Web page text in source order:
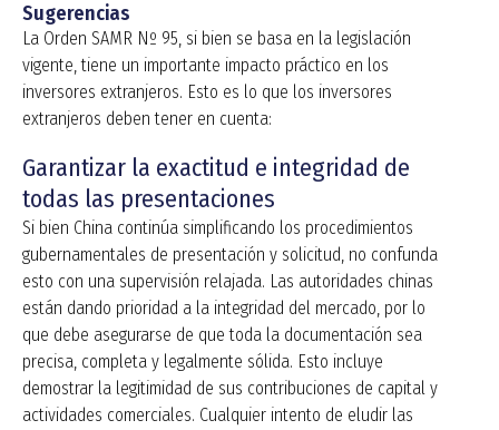
Sugerencias
La Orden SAMR Nº 95, si bien se basa en la legislación
vigente, tiene un importante impacto práctico en los
inversores extranjeros. Esto es lo que los inversores
extranjeros deben tener en cuenta:
Garantizar la exactitud e integridad de
todas las presentaciones
Si bien China continúa simplificando los procedimientos
gubernamentales de presentación y solicitud, no confunda
esto con una supervisión relajada. Las autoridades chinas
están dando prioridad a la integridad del mercado, por lo
que debe asegurarse de que toda la documentación sea
precisa, completa y legalmente sólida. Esto incluye
demostrar la legitimidad de sus contribuciones de capital y
actividades comerciales. Cualquier intento de eludir las